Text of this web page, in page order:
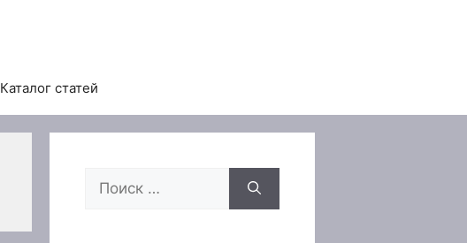
Каталог статей
Поиск: